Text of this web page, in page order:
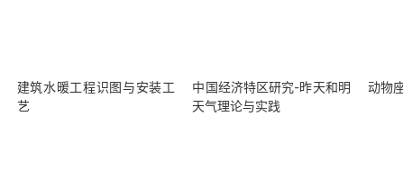
建筑水暖工程识图与安装工
艺
中国经济特区研究-昨天和明
天气理论与实践
动物